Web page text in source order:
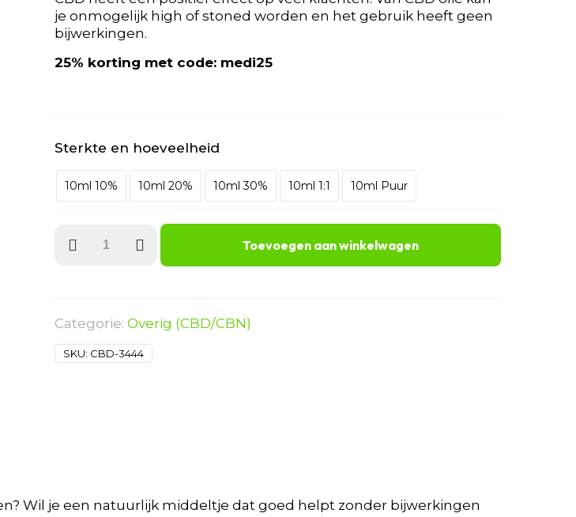
je onmogelijk high of stoned worden en het gebruik heeft geen
bijwerkingen.
25% korting met code: medi25
Sterkte en hoeveelheid
10ml 10% 10ml 20% 10ml 30% 10ml 1:1 10ml Puur
Olie
Toevoegen aan winkelwagen
Categorie: Overig (CBD/CBN)
SKU: CBD-3444
Wil je een natuurlijk middeltje dat goed helpt zonder bijwerkingen